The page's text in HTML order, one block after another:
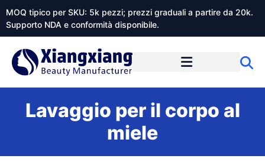
MOQ tipico per SKU: 5k pezzi; prezzi graduali a partire da 20k.
Supporto NDA e conformità disponibile.
Lavaggio per il corpo al
miele